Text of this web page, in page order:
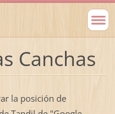
Canchas
la posición de